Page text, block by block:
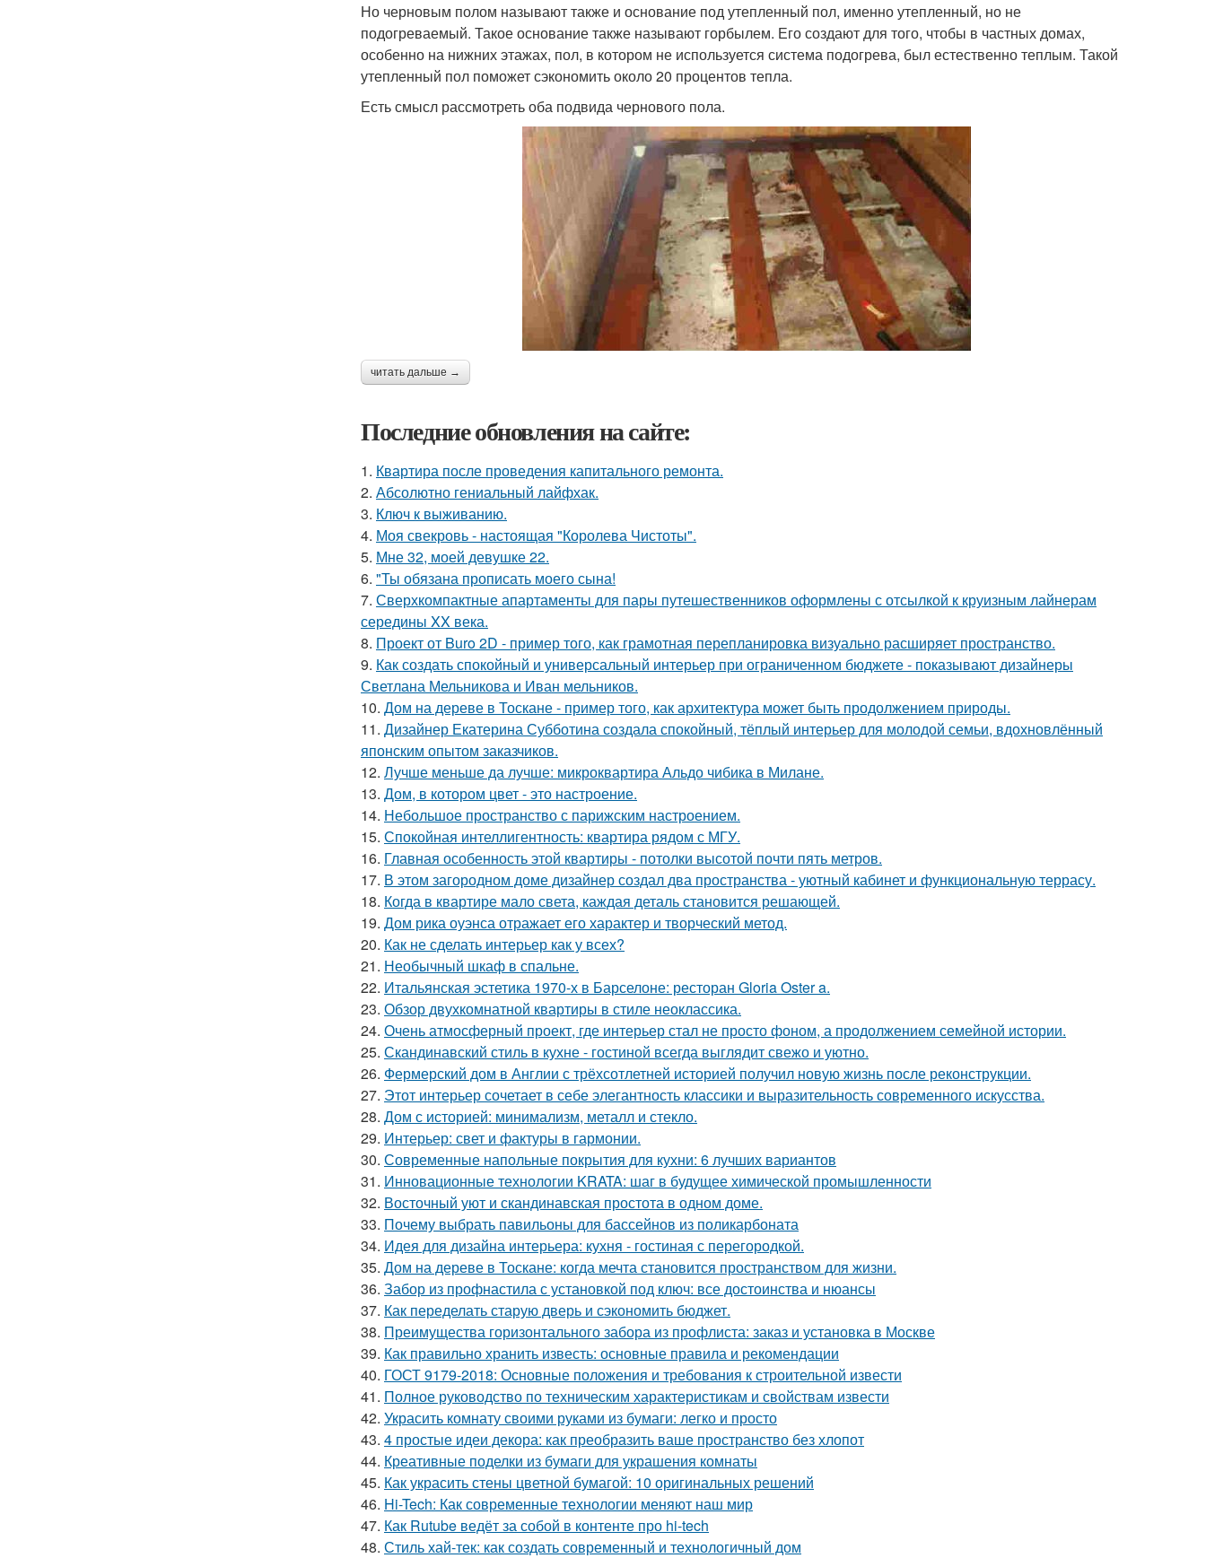
Но черновым полом называют также и основание под утепленный пол, именно утепленный, но не
подогреваемый. Такое основание также называют горбылем. Его создают для того, чтобы в частных домах,
особенно на нижних этажах, пол, в котором не используется система подогрева, был естественно теплым. Такой
утепленный пол поможет сэкономить около 20 процентов тепла.
Есть смысл рассмотреть оба подвида чернового пола.
читать дальше →
Последние обновления на сайте:
1. Квартира после проведения капитального ремонта.
2. Абсолютно гениальный лайфхак.
3. Ключ к выживанию.
4. Моя свекровь - настоящая "Королева Чистоты".
5. Мне 32, моей девушке 22.
6. "Ты обязана прописать моего сына!
7. Сверхкомпактные апартаменты для пары путешественников оформлены с отсылкой к круизным лайнерам
середины XX века.
8. Проект от Buro 2D - пример того, как грамотная перепланировка визуально расширяет пространство.
9. Как создать спокойный и универсальный интерьер при ограниченном бюджете - показывают дизайнеры
Светлана Мельникова и Иван мельников.
10. Дом на дереве в Тоскане - пример того, как архитектура может быть продолжением природы.
11. Дизайнер Екатерина Субботина создала спокойный, тёплый интерьер для молодой семьи, вдохновлённый
японским опытом заказчиков.
12. Лучше меньше да лучше: микроквартира Альдо чибика в Милане.
13. Дом, в котором цвет - это настроение.
14. Небольшое пространство с парижским настроением.
15. Спокойная интеллигентность: квартира рядом с МГУ.
16. Главная особенность этой квартиры - потолки высотой почти пять метров.
17. В этом загородном доме дизайнер создал два пространства - уютный кабинет и функциональную террасу.
18. Когда в квартире мало света, каждая деталь становится решающей.
19. Дом рика оуэнса отражает его характер и творческий метод.
20. Как не сделать интерьер как у всех?
21. Необычный шкаф в спальне.
22. Итальянская эстетика 1970-х в Барселоне: ресторан Gloria Oster a.
23. Обзор двухкомнатной квартиры в стиле неоклассика.
24. Очень атмосферный проект, где интерьер стал не просто фоном, а продолжением семейной истории.
25. Скандинавский стиль в кухне - гостиной всегда выглядит свежо и уютно.
26. Фермерский дом в Англии с трёхсотлетней историей получил новую жизнь после реконструкции.
27. Этот интерьер сочетает в себе элегантность классики и выразительность современного искусства.
28. Дом с историей: минимализм, металл и стекло.
29. Интерьер: свет и фактуры в гармонии.
30. Современные напольные покрытия для кухни: 6 лучших вариантов
31. Инновационные технологии KRATA: шаг в будущее химической промышленности
32. Восточный уют и скандинавская простота в одном доме.
33. Почему выбрать павильоны для бассейнов из поликарбоната
34. Идея для дизайна интерьера: кухня - гостиная с перегородкой.
35. Дом на дереве в Тоскане: когда мечта становится пространством для жизни.
36. Забор из профнастила с установкой под ключ: все достоинства и нюансы
37. Как переделать старую дверь и сэкономить бюджет.
38. Преимущества горизонтального забора из профлиста: заказ и установка в Москве
39. Как правильно хранить известь: основные правила и рекомендации
40. ГОСТ 9179-2018: Основные положения и требования к строительной извести
41. Полное руководство по техническим характеристикам и свойствам извести
42. Украсить комнату своими руками из бумаги: легко и просто
43. 4 простые идеи декора: как преобразить ваше пространство без хлопот
44. Креативные поделки из бумаги для украшения комнаты
45. Как украсить стены цветной бумагой: 10 оригинальных решений
46. Hi-Tech: Как современные технологии меняют наш мир
47. Как Rutube ведёт за собой в контенте про hi-tech
48. Стиль хай-тек: как создать современный и технологичный дом